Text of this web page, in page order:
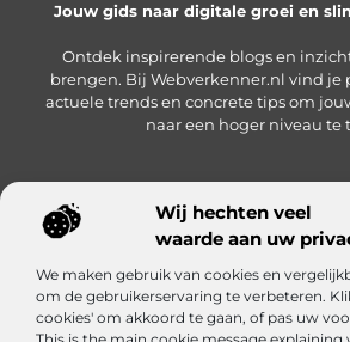
Wij hechten veel
waarde aan uw
We maken gebruik van cookies en
om de gebruikerservaring te verbeteren.
cookies' om akkoord te gaan, of pas uw
Jouw gids naar digitale groei en
Ontdek inspirerende blogs en
brengen. Bij Webverkenner.nl vind je
actuele trends en concrete tips om
naar een hoger niveau te
Onze informatie
Bericht categorie